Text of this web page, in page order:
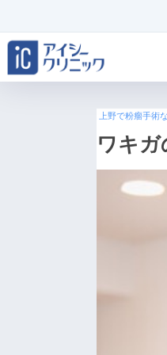
上野で粉瘤手術
ワキガ